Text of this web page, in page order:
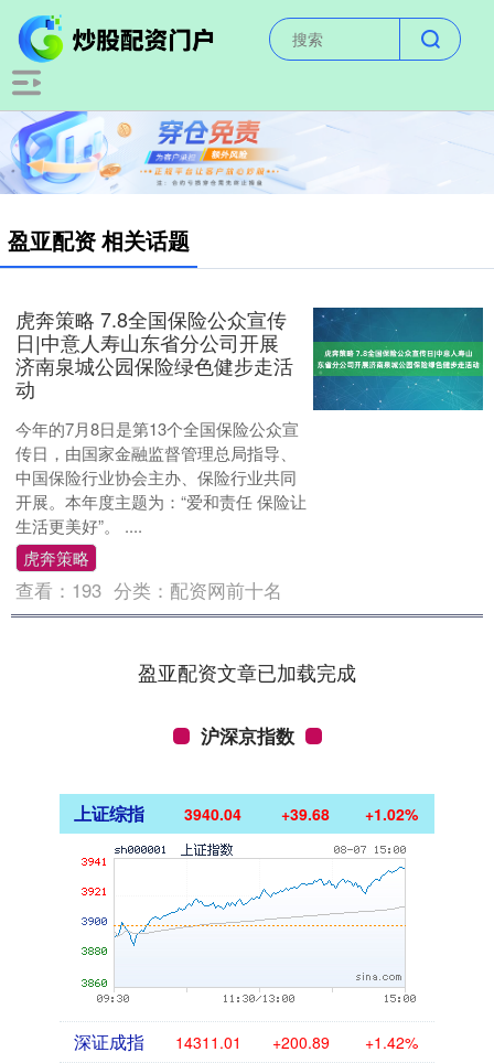
盈亚配资 相关话题
虎奔策略 7.8全国保险公众宣传
日|中意人寿山东省分公司开展
济南泉城公园保险绿色健步走活
动
今年的7月8日是第13个全国保险公众宣
传日，由国家金融监督管理总局指导、
中国保险行业协会主办、保险行业共同
开展。本年度主题为：“爱和责任 保险让
生活更美好”。 ....
虎奔策略
查看： 193 分类： 配资网前十名
盈亚配资文章已加载完成
沪深京指数
上证综指 3940.04 +39.68 +1.02%
深证成指 14311.01 +200.89 +1.42%